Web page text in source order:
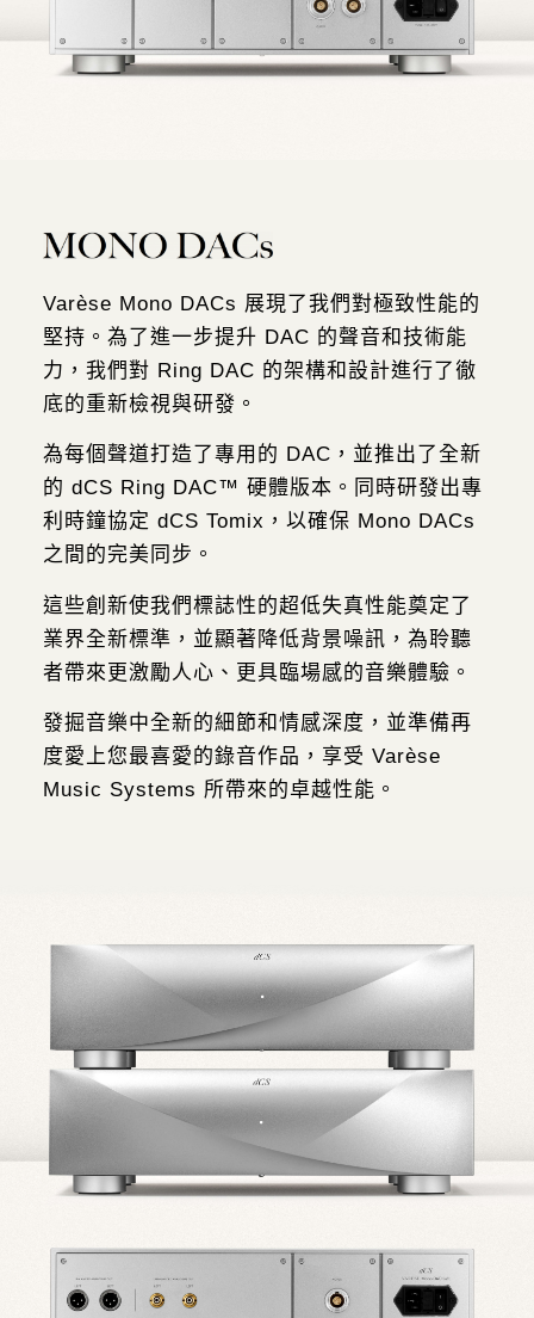
Varèse Mono DACs 展現了我們對極致性能的
堅持。為了進一步提升 DAC 的聲音和 技術能
力，我們對 Ring DAC 的架構和設計進行了徹
底的重新檢視與研發。
為每個聲道打造了專用的 DAC，並推出了全新
的 dCS Ring DAC™ 硬體版本。 同時研發出專
利時鐘協定 dCS Tomix，以確保 Mono DACs
之間的完美同步。
這些創新使我們標誌性的超低失真性能奠定了
業界全新標準，並顯著降低背景噪訊， 為聆聽
者帶來更激勵人心、更具臨場感的音樂體驗。
發掘音樂中全新的細節和情感深度，並準備再
度愛上您最喜愛的錄音作品，享受 Varèse
Music Systems 所帶來的卓越性能。